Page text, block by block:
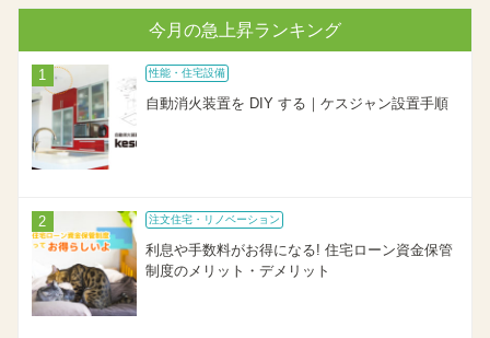
今月の急上昇ランキング
性能・住宅設備
自動消火装置を DIY する｜ケスジャン設置手順
注文住宅・リノベーション
利息や手数料がお得になる! 住宅ローン資金保管
制度のメリット・デメリット